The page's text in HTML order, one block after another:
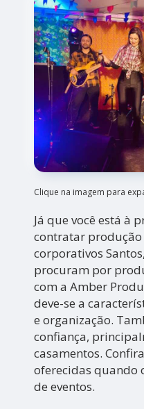
Clique na imagem para
Já que você está à
contratar produção
corporativos
procuram por
com a Amber
deve-se a
e organização.
confiança,
casamentos.
oferecidas quando
de eventos.